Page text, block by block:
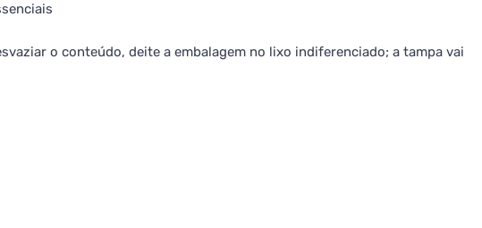
o conteúdo, deite a embalagem no lixo indiferenciado; a tampa vai